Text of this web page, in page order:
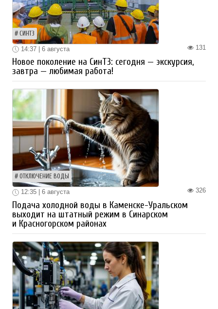
СИНТЗ
131
14:37 | 6 августа
Новое поколение на СинТЗ: сегодня — экскурсия,
завтра — любимая работа!
ОТКЛЮЧЕНИЕ ВОДЫ
326
12:35 | 6 августа
Подача холодной воды в Каменске-Уральском
выходит на штатный режим в Синарском
и Красногорском районах